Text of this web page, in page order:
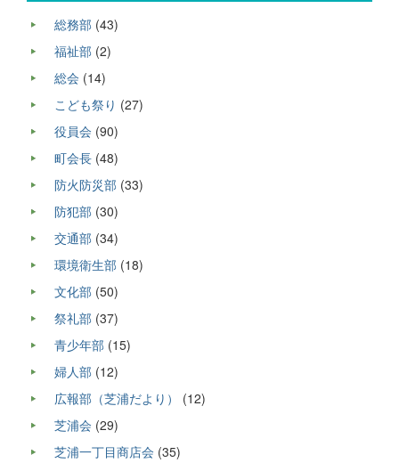
総務部 (43)
福祉部 (2)
総会 (14)
こども祭り (27)
役員会 (90)
町会長 (48)
防火防災部 (33)
防犯部 (30)
交通部 (34)
環境衛生部 (18)
文化部 (50)
祭礼部 (37)
青少年部 (15)
婦人部 (12)
広報部（芝浦だより）
(12)
芝浦会 (29)
芝浦一丁目商店会 (35)